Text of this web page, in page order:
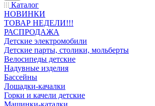
Каталог
НОВИНКИ
ТОВАР НЕДЕЛИ!!!
РАСПРОДАЖА
Детские электромобили
Детские парты, столики, мольберты
Велосипеды детские
Надувные изделия
Бассейны
Лошадки-качалки
Горки и качели детские
Машинки-каталки